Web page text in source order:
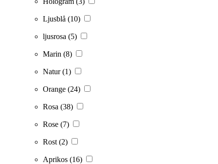
Ljusblå (10)
ljusrosa (5)
Marin (8)
Natur(1)
Orange (24)
Rosa (38)
Rose (7)
Rost (2)
Aprikos (16)